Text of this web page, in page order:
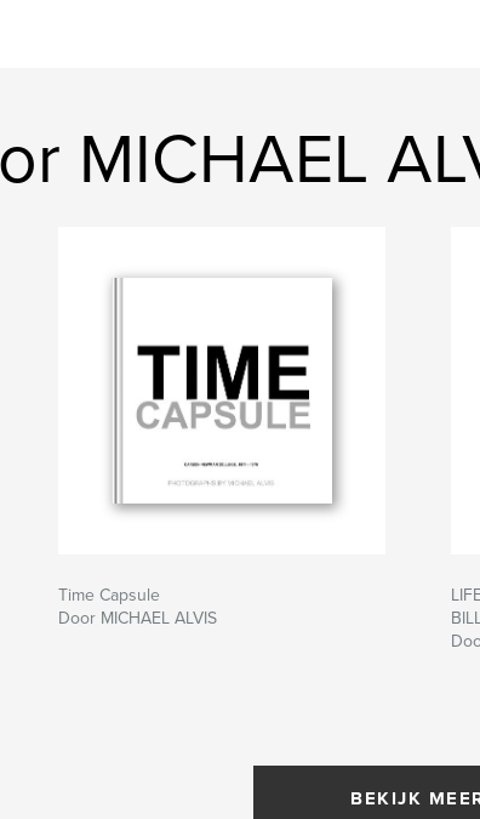
MICHAEL
Time Capsule
Door MICHAEL ALVIS
BEKIJK